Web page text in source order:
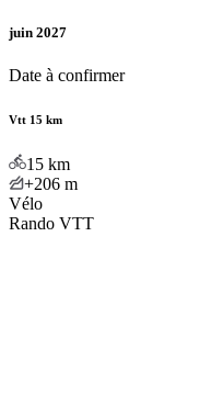
juin 2027
Date à confirmer
Vtt 15 km
15 km
+206 m
Vélo
Rando VTT